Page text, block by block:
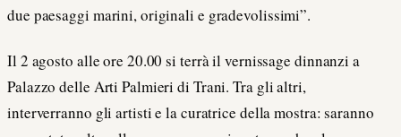
due paesaggi marini, originali e gradevolissimi”.
Il 2 agosto alle ore 20.00 si terrà il vernissage dinnanzi a
Palazzo delle Arti Palmieri di Trani. Tra gli altri,
interverranno gli artisti e la curatrice della mostra: saranno